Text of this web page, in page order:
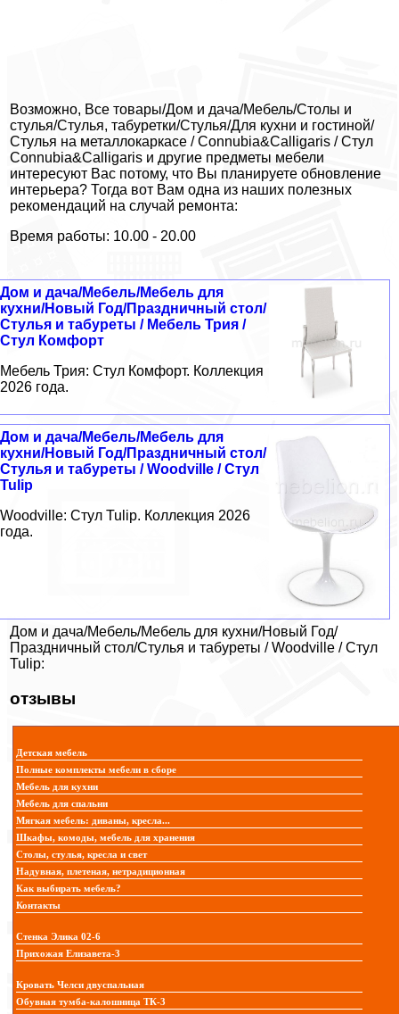
Возможно, Все товары/Дом и дача/Мебель/Столы и
стулья/Стулья, табуретки/Стулья/Для кухни и гостиной/
Стулья на металлокаркасе / Connubia&Calligaris / Стул
Connubia&Calligaris и другие предметы мебели
интересуют Вас потому, что Вы планируете обновление
интерьера? Тогда вот Вам одна из наших полезных
рекомендаций на случай ремонта:
Время работы: 10.00 - 20.00
Дом и дача/Мебель/Мебель для
кухни/Новый Год/Праздничный стол/
Стулья и табуреты / Мебель Трия /
Стул Комфорт
Мебель Трия: Стул Комфорт. Коллекция
2026 года.
Дом и дача/Мебель/Мебель для
кухни/Новый Год/Праздничный стол/
Стулья и табуреты / Woodville / Стул
Tulip
Woodville: Стул Tulip. Коллекция 2026
года.
Дом и дача/Мебель/Мебель для кухни/Новый Год/
Праздничный стол/Стулья и табуреты / Woodville / Стул
Tulip:
отзывы
Детская мебель
Полные комплекты мебели в сборе
Мебель для кухни
Мебель для спальни
Мягкая мебель: диваны, кресла...
Шкафы, комоды, мебель для хранения
Столы, стулья, кресла и свет
Надувная, плетеная, нетрадиционная
Как выбирать мебель?
Контакты
Стенка Элика 02-6
Прихожая Елизавета-3
Кровать Челси двуспальная
Обувная тумба-калошница ТК-3